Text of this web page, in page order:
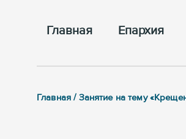
Главная Епархия
Главная / Занятие на тему